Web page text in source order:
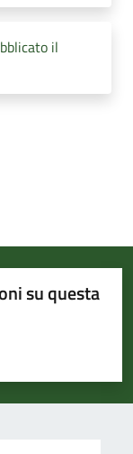
il
su questa